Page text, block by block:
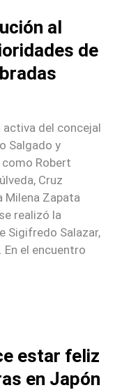
al
de
activa del concejal
Salgado y
Robert
Cruz
Milena Zapata
realizó la
Sigifredo Salazar,
En el encuentro
estar feliz
en Japón